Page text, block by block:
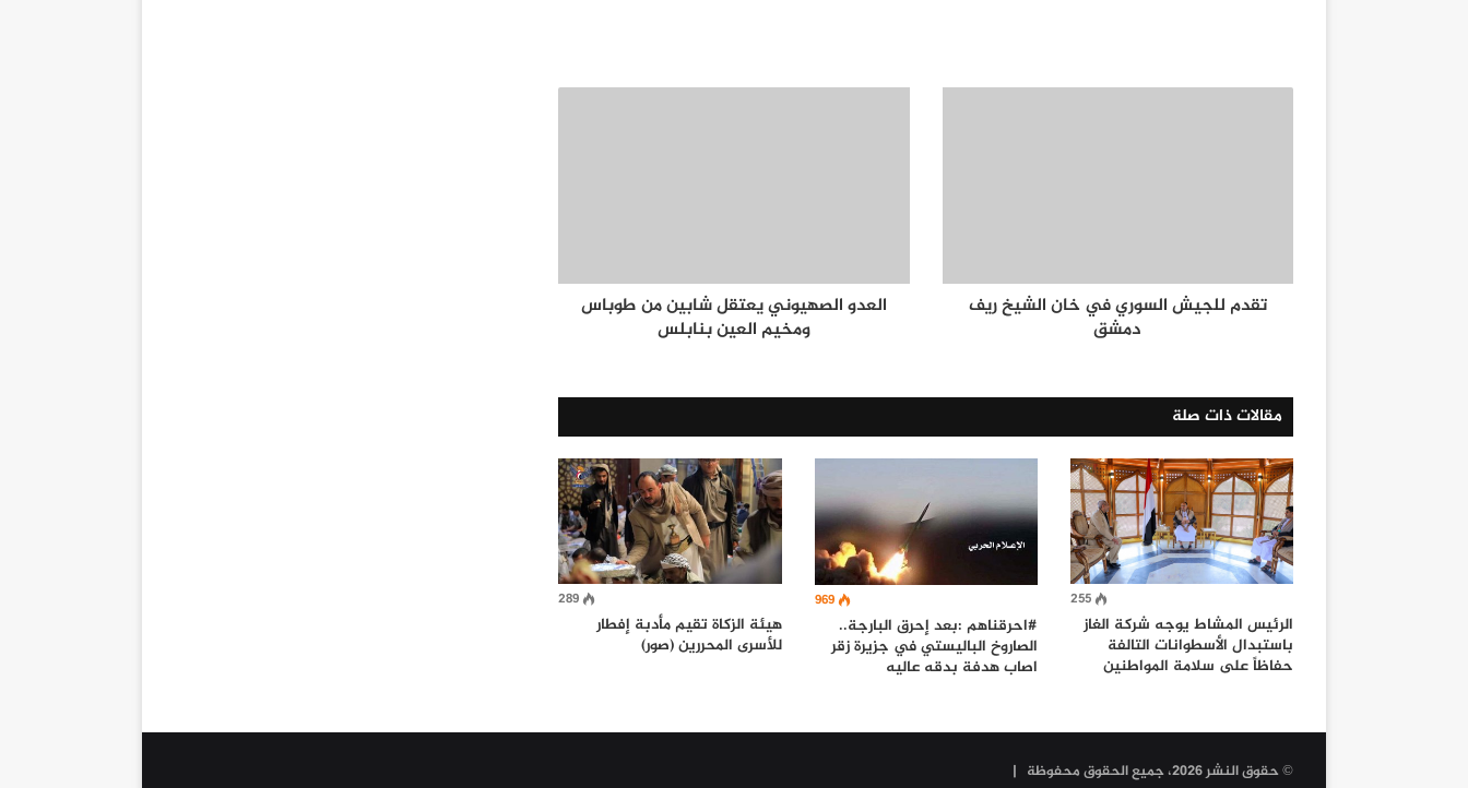
تقدم للجيش السوري في خان الشيخ ريف
دمشق
العدو الصهيوني يعتقل شابين من طوباس
ومخيم العين بنابلس
مقالات ذات صلة
255
الرئيس المشاط يوجه شركة الغاز
باستبدال الأسطوانات التالفة
حفاظاً على سلامة المواطنين
969
#احرقناهم :بعد إحرق البارجة..
الصاروخ الباليستي في جزيرة زقر
اصاب هدفة بدقه عاليه
289
هيئة الزكاة تقيم مأدبة إفطار
للأسرى المحررين (صور)
© حقوق النشر 2026، جميع الحقوق محفوظة |